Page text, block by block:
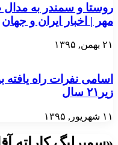
روستا و سمندر به مدال
مهر | اخبار ایران و جهان
۲۱ بهمن, ۱۳۹۵
اسامی نفرات راه
زیر۲۱ سال
۱۱ شهریور, ۱۳۹۵